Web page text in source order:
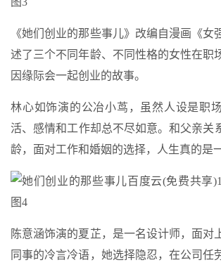
《她们创业的那些事儿》改编自漫画《女
述了三个不同年龄、不同性格的女性在职
因缘际会一起创业的故事。
林心如饰演的公冶小茑，虽然人设是职
活、感情和工作却总不尽如意。和父亲关
龄，面对工作和婚姻的选择，人生真的是
陈意涵饰演的夏芷，是一名设计师，面对
同事的冷言冷语，她选择隐忍，在公司任